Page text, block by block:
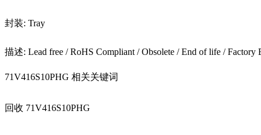
封装: Tray
描述: Lead free / RoHS Compliant / Obsolete / End of life / Factory
71V416S10PHG 相关关键词
回收 71V416S10PHG